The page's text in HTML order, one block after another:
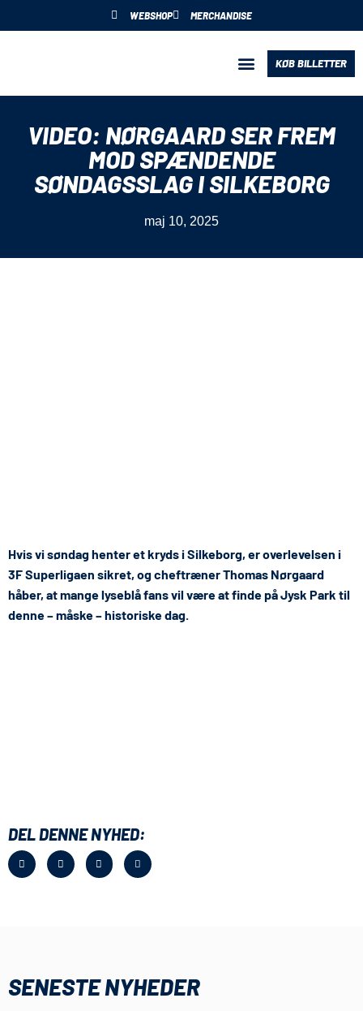
WEBSHOP MERCHANDISE
KØB BILLETTER
VIDEO: NØRGAARD SER FREM
MOD SPÆNDENDE
SØNDAGSSLAG I SILKEBORG
maj 10, 2025
Hvis vi søndag henter et kryds i Silkeborg, er overlevelsen i
3F Superligaen sikret, og cheftræner Thomas Nørgaard
håber, at mange lyseblå fans vil være at finde på Jysk Park til
denne – måske – historiske dag.
DEL DENNE NYHED:
SENESTE NYHEDER